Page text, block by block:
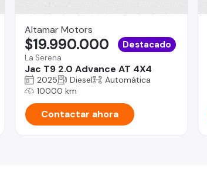
Altamar Motors
La Serena
Jac T9 2.0 Advance AT 4X4
$19.990.000 Destacado
2025 Diesel
Automática
10000 km
Contactar ahora